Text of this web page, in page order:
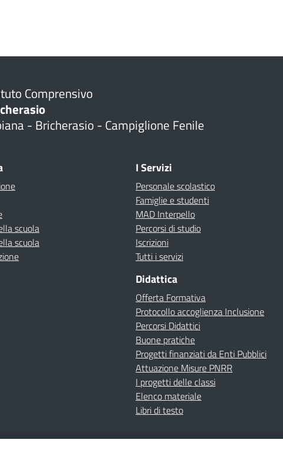
Comprensivo
- Bricherasio - Campiglione Fenile
scuola
scuola
I Servizi
Personale scolastico
Famiglie e studenti
MAD Interpello
Percorsi di studio
Iscrizioni
Tutti i servizi
Didattica
Offerta Formativa
Protocollo accoglienza Inclusione
Percorsi Didattici
Buone pratiche
Progetti finanziati da Enti Pubblici
Attuazione Misure PNRR
I progetti delle classi
Elenco materiale
Libri di testo
Dichiarazione di accessibilitàContattiNote Legali